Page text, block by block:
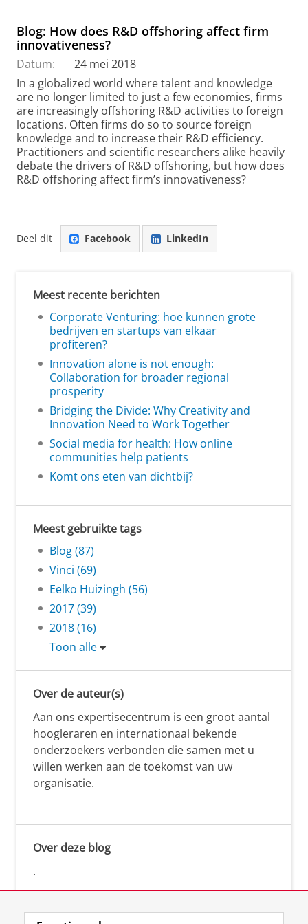
Blog: How does R&D offshoring affect firm
innovativeness?
Datum:
24 mei 2018
In a globalized world where talent and knowledge
are no longer limited to just a few economies, firms
are increasingly offshoring R&D activities to foreign
locations. Often firms do so to source foreign
knowledge and to increase their R&D efficiency.
Practitioners and scientific researchers alike heavily
debate the drivers of R&D offshoring, but how does
R&D offshoring affect firm’s innovativeness?
Deel dit Facebook LinkedIn
Meest recente berichten
Corporate Venturing: hoe kunnen grote
bedrijven en startups van elkaar
profiteren?
Innovation alone is not enough:
Collaboration for broader regional
prosperity
Bridging the Divide: Why Creativity and
Innovation Need to Work Together
Social media for health: How online
communities help patients
Komt ons eten van dichtbij?
Meest gebruikte tags
Blog (87)
Vinci (69)
Eelko Huizingh (56)
2017 (39)
2018 (16)
Toon alle
Over de auteur(s)
Aan ons expertisecentrum is een groot aantal
hoogleraren en internationaal bekende
onderzoekers verbonden die samen met u
willen werken aan de toekomst van uw
organisatie.
Over deze blog
.